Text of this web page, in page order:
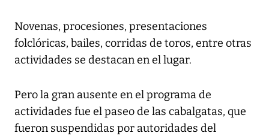
Novenas, procesiones, presentaciones
folclóricas, bailes, corridas de toros, entre otras
actividades se destacan en el lugar.
Pero la gran ausente en el programa de
actividades fue el paseo de las cabalgatas, que
fueron suspendidas por autoridades del